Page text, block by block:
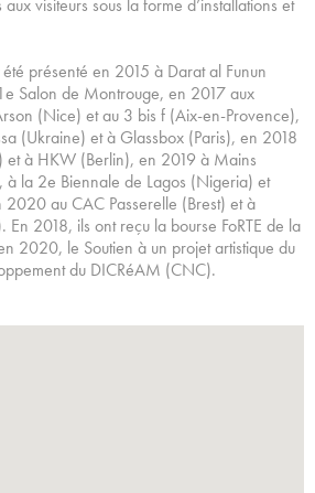
visiteurs sous la forme d’installations et
présenté en 2015 à Darat al Funun
Salon de Montrouge, en 2017 aux
(Nice) et au 3 bis f (Aix-en-Provence),
(Ukraine) et à Glassbox (Paris), en 2018
et à HKW (Berlin), en 2019 à Mains
à la 2e Biennale de Lagos (Nigeria) et
2020 au CAC Passerelle (Brest) et à
2018, ils ont reçu la bourse FoRTE de la
2020, le Soutien à un projet artistique du
du DICRéAM (CNC).